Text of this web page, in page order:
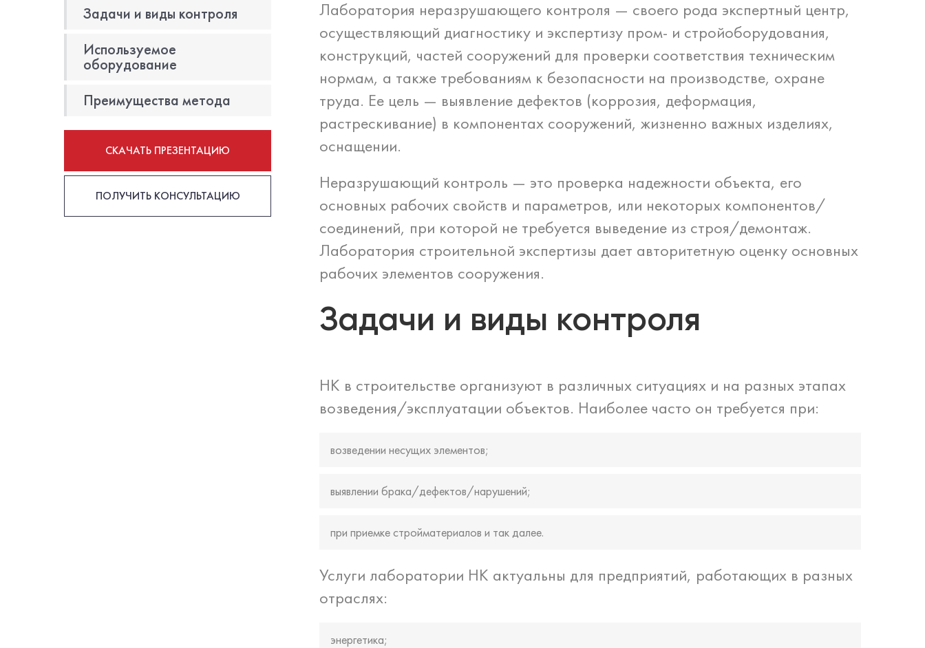
Задачи и виды контроля
Используемое
оборудование
Преимущества метода
СКАЧАТЬ ПРЕЗЕНТАЦИЮ
ПОЛУЧИТЬ КОНСУЛЬТАЦИЮ
Лаборатория неразрушающего контроля — своего рода экспертный центр,
осуществляющий диагностику и экспертизу пром- и стройоборудования,
конструкций, частей сооружений для проверки соответствия техническим
нормам, а также требованиям к безопасности на производстве, охране
труда. Ее цель — выявление дефектов (коррозия, деформация,
растрескивание) в компонентах сооружений, жизненно важных изделиях,
оснащении.
Неразрушающий контроль — это проверка надежности объекта, его
основных рабочих свойств и параметров, или некоторых компонентов/
соединений, при которой не требуется выведение из строя/демонтаж.
Лаборатория строительной экспертизы дает авторитетную оценку основных
рабочих элементов сооружения.
Задачи и виды контроля
НК в строительстве организуют в различных ситуациях и на разных этапах
возведения/эксплуатации объектов. Наиболее часто он требуется при:
возведении несущих элементов;
выявлении брака/дефектов/нарушений;
при приемке стройматериалов и так далее.
Услуги лаборатории НК актуальны для предприятий, работающих в разных
отраслях:
энергетика;